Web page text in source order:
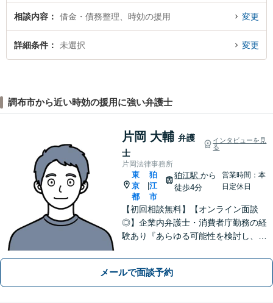
相談内容 借金・債務整理、時効の援用 変更
詳細条件 未選択 変更
調布市から近い時効の援用に強い弁護士
片岡 大輔 弁護
士
インタビューを見
る
片岡法律事務所
東
京
都
狛
江
市
狛江駅から
徒歩4分
営業時間：本
日定休日
【初回相談無料】【オンライン面談
◎】企業内弁護士・消費者庁勤務の経
験あり『あらゆる可能性を検討し、単
討いたします』セカンドオピニオン可
【狛江駅4分／休日夜間相談可】
メールで面談予約